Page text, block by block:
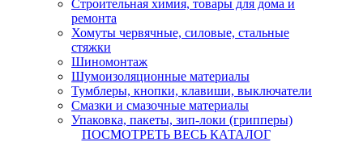
Строительная химия, товары для дома и
ремонта
Хомуты червячные, силовые, стальные
стяжки
Шиномонтаж
Шумоизоляционные материалы
Тумблеры, кнопки, клавиши, выключатели
Смазки и смазочные материалы
Упаковка, пакеты, зип-локи (грипперы)
ПОСМОТРЕТЬ ВЕСЬ КАТАЛОГ